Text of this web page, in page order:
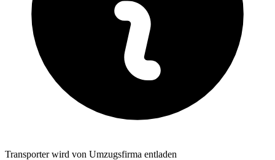
Transporter wird von Umzugsfirma entladen